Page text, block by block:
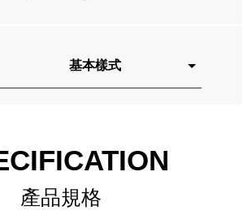
基本樣式
產品規格